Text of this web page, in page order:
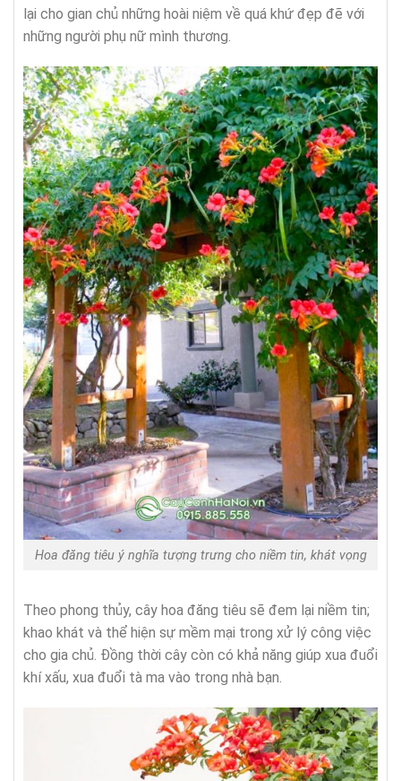
lại cho gian chủ những hoài niệm về quá khứ đẹp đẽ với
những người phụ nữ mình thương.
Hoa đăng tiêu ý nghĩa tượng trưng cho niềm tin, khát vọng
Theo phong thủy, cây hoa đăng tiêu sẽ đem lại niềm tin;
khao khát và thể hiện sự mềm mại trong xử lý công việc
cho gia chủ. Đồng thời cây còn có khả năng giúp xua đuổi
khí xấu, xua đuổi tà ma vào trong nhà bạn.